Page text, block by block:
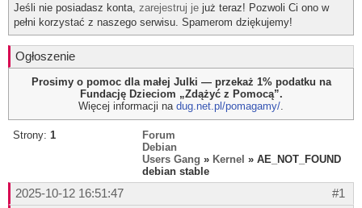
Jeśli nie posiadasz konta, zarejestruj je już teraz! Pozwoli Ci ono w
pełni korzystać z naszego serwisu. Spamerom dziękujemy!
Ogłoszenie
Prosimy o pomoc dla małej Julki — przekaż 1% podatku na
Fundację Dzieciom „Zdążyć z Pomocą”.
Więcej informacji na dug.net.pl/pomagamy/.
Strony: 1
Forum
Debian
Users Gang » Kernel » AE_NOT_FOUND
debian stable
#1
2025-10-12 16:51:47